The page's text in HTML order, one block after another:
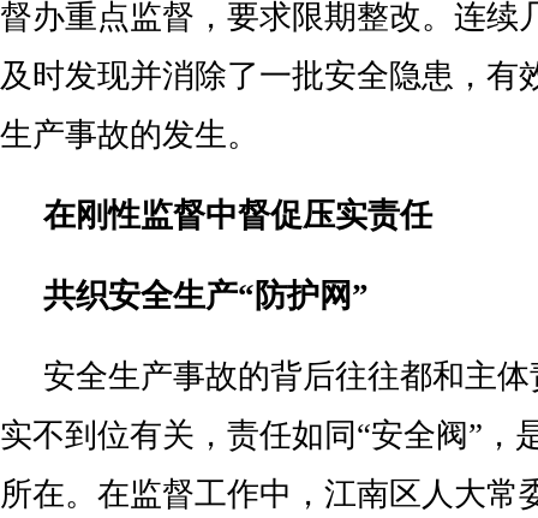
督办重点监督，要求限期整改。连续
及时发现并消除了一批安全隐患，有
生产事故的发生。
在刚性监督中督促压实责任
共织安全生产“防护网”
安全生产事故的背后往往都和主
实不到位有关，责任如同“安全阀”，
所在。在监督工作中，江南区人大常